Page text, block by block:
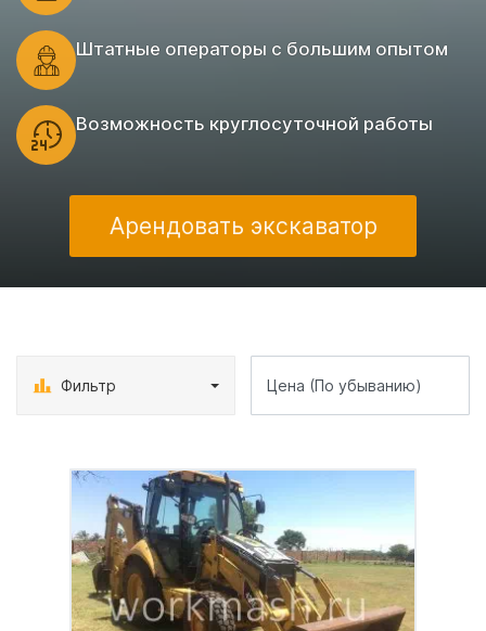
Штатные операторы с большим опытом
Возможность круглосуточной работы
Арендовать экскаватор
Фильтр